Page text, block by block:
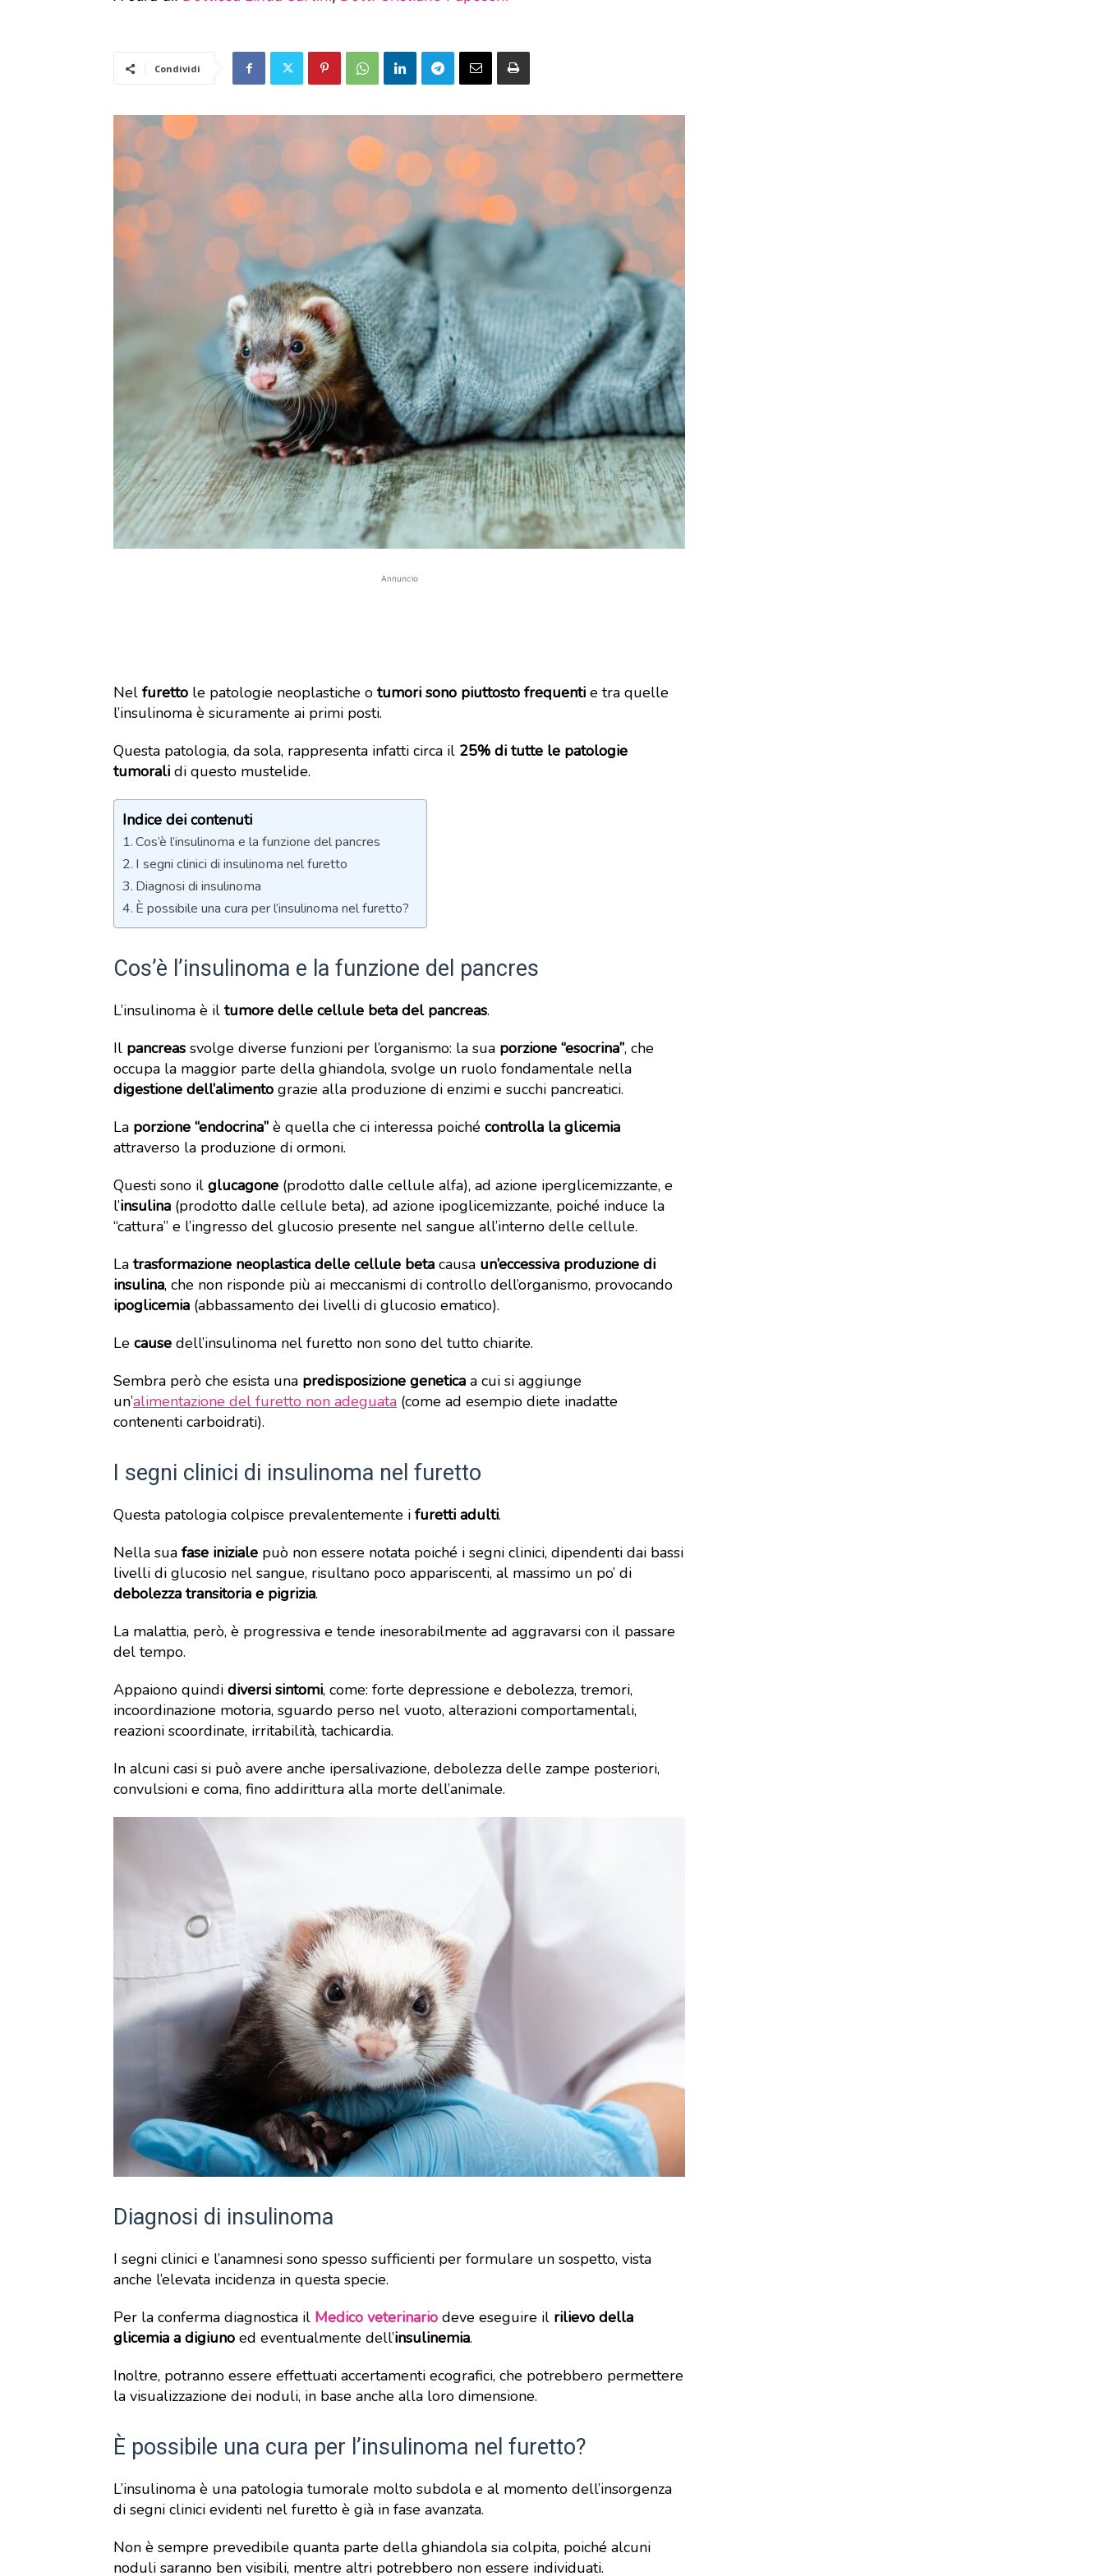
Condividi
Annuncio
Nel furetto le patologie neoplastiche o tumori sono piuttosto frequenti e tra quelle
l’insulinoma è sicuramente ai primi posti.
Questa patologia, da sola, rappresenta infatti circa il 25% di tutte le patologie
tumorali di questo mustelide.
Indice dei contenuti
Cos’è l’insulinoma e la funzione del pancres
I segni clinici di insulinoma nel furetto
Diagnosi di insulinoma
È possibile una cura per l’insulinoma nel furetto?
Cos’è l’insulinoma e la funzione del pancres
L’insulinoma è il tumore delle cellule beta del pancreas.
Il pancreas svolge diverse funzioni per l’organismo: la sua porzione “esocrina”, che
occupa la maggior parte della ghiandola, svolge un ruolo fondamentale nella
digestione dell’alimento grazie alla produzione di enzimi e succhi pancreatici.
La porzione “endocrina” è quella che ci interessa poiché controlla la glicemia
attraverso la produzione di ormoni.
Questi sono il glucagone (prodotto dalle cellule alfa), ad azione iperglicemizzante, e
l’insulina (prodotto dalle cellule beta), ad azione ipoglicemizzante, poiché induce la
“cattura” e l’ingresso del glucosio presente nel sangue all’interno delle cellule.
La trasformazione neoplastica delle cellule beta causa un’eccessiva produzione di
insulina, che non risponde più ai meccanismi di controllo dell’organismo, provocando
ipoglicemia (abbassamento dei livelli di glucosio ematico).
Le cause dell’insulinoma nel furetto non sono del tutto chiarite.
Sembra però che esista una predisposizione genetica a cui si aggiunge
un’alimentazione del furetto non adeguata (come ad esempio diete inadatte
contenenti carboidrati).
I segni clinici di insulinoma nel furetto
Questa patologia colpisce prevalentemente i furetti adulti.
Nella sua fase iniziale può non essere notata poiché i segni clinici, dipendenti dai bassi
livelli di glucosio nel sangue, risultano poco appariscenti, al massimo un po’ di
debolezza transitoria e pigrizia.
La malattia, però, è progressiva e tende inesorabilmente ad aggravarsi con il passare
del tempo.
Appaiono quindi diversi sintomi, come: forte depressione e debolezza, tremori,
incoordinazione motoria, sguardo perso nel vuoto, alterazioni comportamentali,
reazioni scoordinate, irritabilità, tachicardia.
In alcuni casi si può avere anche ipersalivazione, debolezza delle zampe posteriori,
convulsioni e coma, fino addirittura alla morte dell’animale.
Diagnosi di insulinoma
I segni clinici e l’anamnesi sono spesso sufficienti per formulare un sospetto, vista
anche l’elevata incidenza in questa specie.
Per la conferma diagnostica il Medico veterinario deve eseguire il rilievo della
glicemia a digiuno ed eventualmente dell’insulinemia.
Inoltre, potranno essere effettuati accertamenti ecografici, che potrebbero permettere
la visualizzazione dei noduli, in base anche alla loro dimensione.
È possibile una cura per l’insulinoma nel furetto?
L’insulinoma è una patologia tumorale molto subdola e al momento dell’insorgenza
di segni clinici evidenti nel furetto è già in fase avanzata.
Non è sempre prevedibile quanta parte della ghiandola sia colpita, poiché alcuni
noduli saranno ben visibili, mentre altri potrebbero non essere individuati.